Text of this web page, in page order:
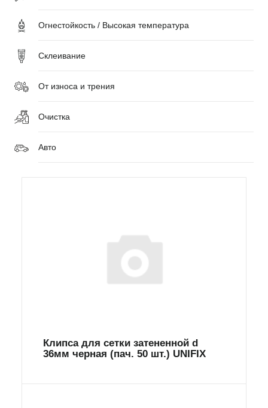
Огнестойкость / Высокая температура
Склеивание
От износа и трения
Очистка
Авто
Клипса для сетки затененной d
36мм черная (пач. 50 шт.) UNIFIX